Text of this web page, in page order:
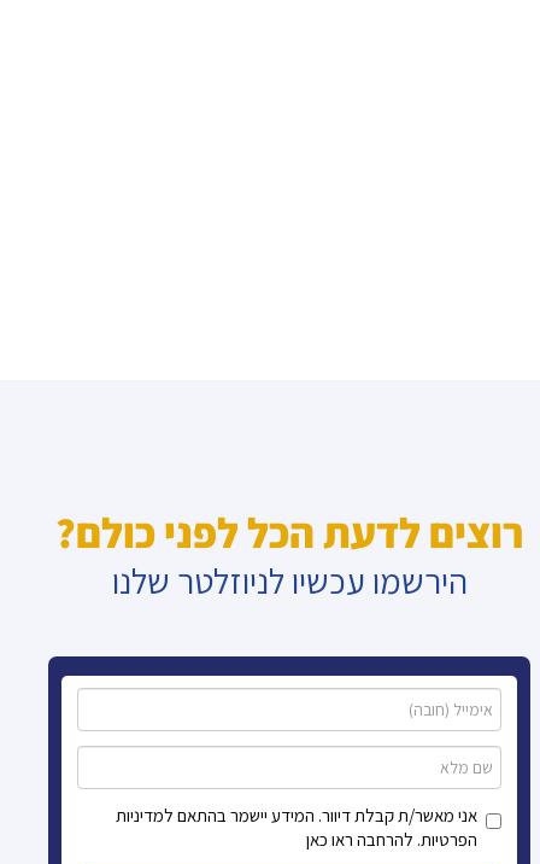
רוצים לדעת הכל לפני כולם?
הירשמו עכשיו לניוזלטר שלנו
אני מאשר/ת קבלת דיוור. המידע יישמר בהתאם למדיניות
הפרטיות. להרחבה ראו כאן